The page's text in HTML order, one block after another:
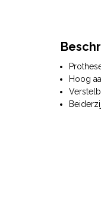
Hoog